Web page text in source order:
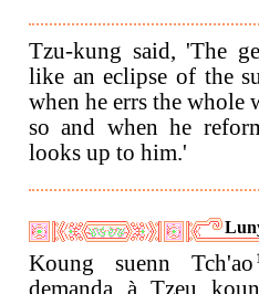
Tzu-kung said, 'The
like an eclipse of the
when he errs the whole
so and when he
looks up to him.'
Koung suenn Tch'ao
demanda à Tzeu